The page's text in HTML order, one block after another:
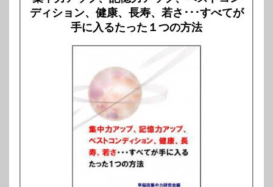
ディション、健康、長寿、若さ･･･すべてが
手に入るたった１つの方法